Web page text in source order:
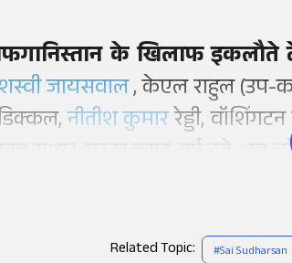
के खिलाफ इकलौते
जायसवाल, केएल राहुल (उप-
नीतीश कुमाररेड्डी,
मानव सुथार, गुरनूर बराड़, हर्ष दुबे, ध्रुव
Related Topic: #Sai Sudharsan